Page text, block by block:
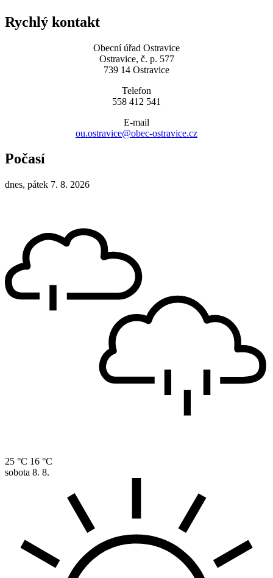
Rychlý kontakt
Obecní úřad Ostravice
Ostravice, č. p. 577
739 14 Ostravice
Telefon
558 412 541
E-mail
ou.ostravice@obec-ostravice.cz
Počasí
dnes, pátek 7. 8. 2026
25 °C 16 °C
sobota 8. 8.